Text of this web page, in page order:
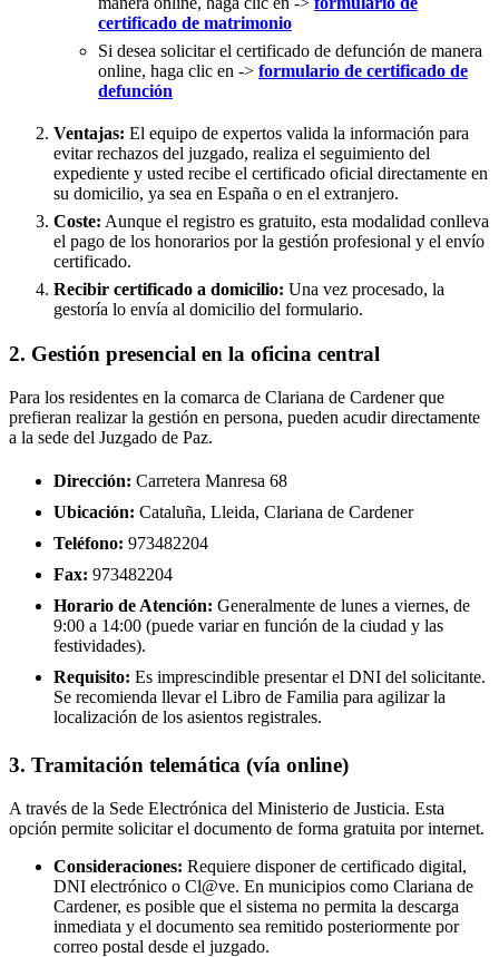
certificado de matrimonio
Si desea solicitar el certificado de defunción de manera
online, haga clic en -> formulario de certificado de
defunción
Ventajas: El equipo de expertos valida la información para
evitar rechazos del juzgado, realiza el seguimiento del
expediente y usted recibe el certificado oficial directamente en
su domicilio, ya sea en España o en el extranjero.
Coste: Aunque el registro es gratuito, esta modalidad conlleva
el pago de los honorarios por la gestión profesional y el envío
certificado.
Recibir certificado a domicilio: Una vez procesado, la
gestoría lo envía al domicilio del formulario.
2. Gestión presencial en la oficina central
Para los residentes en la comarca de Clariana de Cardener que
prefieran realizar la gestión en persona, pueden acudir directamente
a la sede del Juzgado de Paz.
Dirección: Carretera Manresa 68
Ubicación: Cataluña, Lleida, Clariana de Cardener
Teléfono: 973482204
Fax: 973482204
Horario de Atención: Generalmente de lunes a viernes, de
9:00 a 14:00 (puede variar en función de la ciudad y las
festividades).
Requisito: Es imprescindible presentar el DNI del solicitante.
Se recomienda llevar el Libro de Familia para agilizar la
localización de los asientos registrales.
3. Tramitación telemática (vía online)
A través de la Sede Electrónica del Ministerio de Justicia. Esta
opción permite solicitar el documento de forma gratuita por internet.
Consideraciones: Requiere disponer de certificado digital,
DNI electrónico o Cl@ve. En municipios como Clariana de
Cardener, es posible que el sistema no permita la descarga
inmediata y el documento sea remitido posteriormente por
correo postal desde el juzgado.